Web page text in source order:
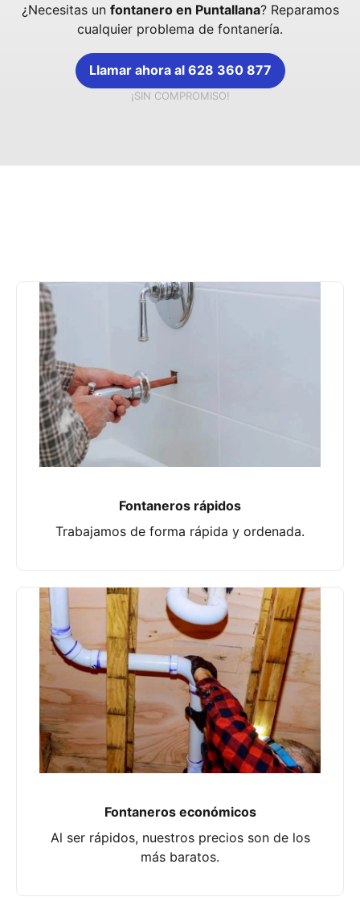
¿Necesitas un fontanero en Puntallana? Reparamos
cualquier problema de fontanería.
Llamar ahora al 628 360 877
¡SIN COMPROMISO!
Fontaneros rápidos
Trabajamos de forma rápida y ordenada.
Fontaneros económicos
Al ser rápidos, nuestros precios son de los
más baratos.